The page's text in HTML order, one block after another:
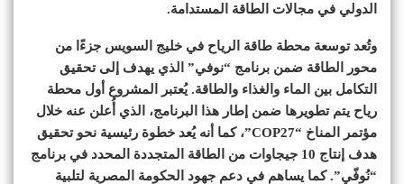
الدولي في مجالات الطاقة المستدامة.
وتُعد توسعة محطة طاقة الرياح في خليج السويس جزءًا من
محور الطاقة ضمن برنامج “نوفي” الذي يهدف إلى تحقيق
التكامل بين الماء والغذاء والطاقة. يُعتبر المشروع أول محطة
رياح يتم تطويرها ضمن إطار هذا البرنامج، الذي أُعلن عنه خلال
مؤتمر المناخ “COP27”، كما أنه يُعد خطوة رئيسية نحو تحقيق
هدف إنتاج 10 جيجاوات من الطاقة المتجددة المحدد في برنامج
“نُوفّي”. كما يساهم في دعم جهود الحكومة المصرية لتلبية